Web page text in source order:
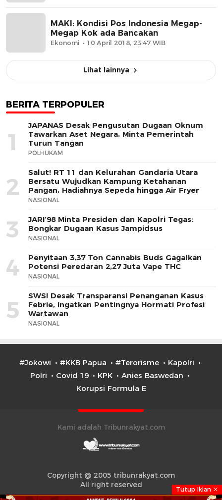
MAKI: Kondisi Pos Indonesia Megap-
Megap Kok ada Bancakan
Ekonomi 10 April 2018, 23:47 WIB
Lihat lainnya
BERITA TERPOPULER
1
JAPANAS Desak Pengusutan Dugaan Oknum
Tawarkan Aset Negara, Minta Pemerintah
Turun Tangan
POLHUKAM
2
Salut! RT 11 dan Kelurahan Gandaria Utara
Bersatu Wujudkan Kampung Ketahanan
Pangan, Hadiahnya Sepeda hingga Air Fryer
NASIONAL
3
JARI’98 Minta Presiden dan Kapolri Tegas:
Bongkar Dugaan Kasus Jampidsus
NASIONAL
4
Penyitaan 3,37 Ton Cannabis Buds Gagalkan
Potensi Peredaran 2,27 Juta Vape THC
NASIONAL
5
SWSI Desak Transparansi Penanganan Kasus
Febrie, Ingatkan Pentingnya Hormati Profesi
Wartawan
NASIONAL
#Jokowi #KKB Papua #Terorisme
Kapolri
Polri
Covid 19 KPK
Anies Baswedan
Korupsi Formula E
Kami adalah Tribunrakyat.com
Copyright @ 2005 tribunrakyat.com
All right reserved
Tutup Iklan